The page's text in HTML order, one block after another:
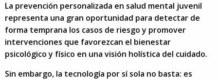
La prevención personalizada en salud mental juvenil
representa una gran oportunidad para detectar de
forma temprana los casos de riesgo y promover
intervenciones que favorezcan el bienestar
psicológico y físico en una visión holística del cuidado.
Sin embargo, la tecnología por sí sola no basta: es